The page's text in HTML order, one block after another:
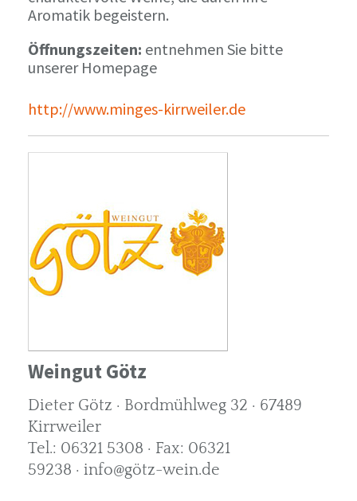
Aromatik begeistern.
Öffnungszeiten: entnehmen Sie bitte
unserer Homepage
http://www.minges-kirrweiler.de
Weingut Götz
Dieter Götz · Bordmühlweg 32 · 67489
Kirrweiler
Tel.: 06321 5308 · Fax: 06321
59238 · info@götz-wein.de